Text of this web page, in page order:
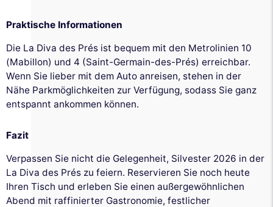
Praktische Informationen
Die La Diva des Prés ist bequem mit den Metrolinien 10
(Mabillon) und 4 (Saint-Germain-des-Prés) erreichbar.
Wenn Sie lieber mit dem Auto anreisen, stehen in der
Nähe Parkmöglichkeiten zur Verfügung, sodass Sie ganz
entspannt ankommen können.
Fazit
Verpassen Sie nicht die Gelegenheit, Silvester 2026 in der
La Diva des Prés zu feiern. Reservieren Sie noch heute
Ihren Tisch und erleben Sie einen außergewöhnlichen
Abend mit raffinierter Gastronomie, festlicher